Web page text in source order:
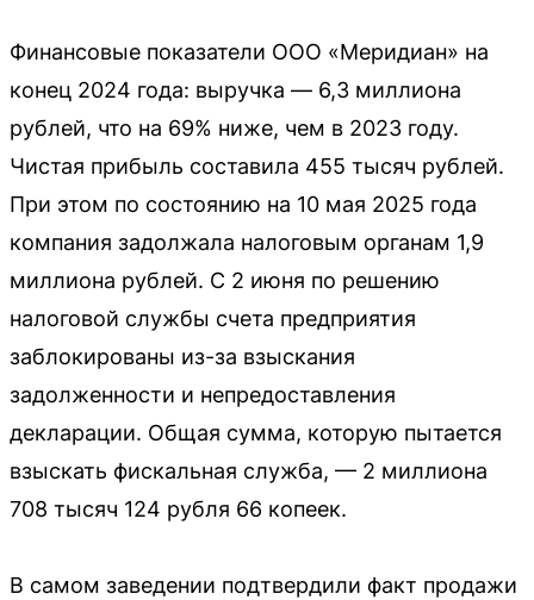
Финансовые показатели ООО «Меридиан» на
конец 2024 года: выручка — 6,3 миллиона
рублей, что на 69% ниже, чем в 2023 году.
Чистая прибыль составила 455 тысяч рублей.
При этом по состоянию на 10 мая 2025 года
компания задолжала налоговым органам 1,9
миллиона рублей. С 2 июня по решению
налоговой службы счета предприятия
заблокированы из-за взыскания
задолженности и непредоставления
декларации. Общая сумма, которую пытается
взыскать фискальная служба, — 2 миллиона
708 тысяч 124 рубля 66 копеек.
В самом заведении подтвердили факт продажи